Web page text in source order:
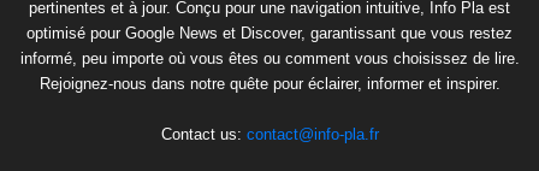
pertinentes et à jour. Conçu pour une navigation intuitive, Info Pla est
optimisé pour Google News et Discover, garantissant que vous restez
informé, peu importe où vous êtes ou comment vous choisissez de lire.
Rejoignez-nous dans notre quête pour éclairer, informer et inspirer.
Contact us: contact@info-pla.fr